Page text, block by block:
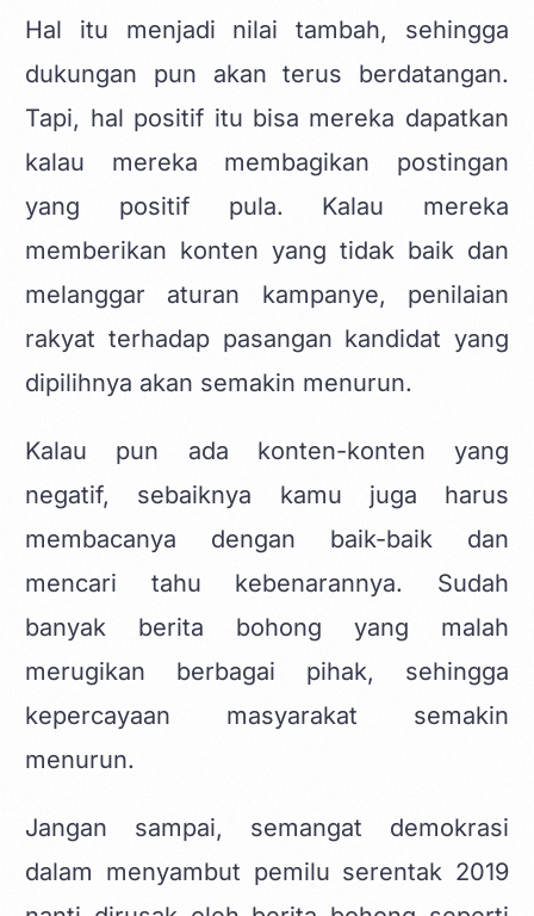
Hal itu menjadi nilai tambah, sehingga
dukungan pun akan terus berdatangan.
Tapi, hal positif itu bisa mereka dapatkan
kalau mereka membagikan postingan
yang positif pula. Kalau mereka
memberikan konten yang tidak baik dan
melanggar aturan kampanye, penilaian
rakyat terhadap pasangan kandidat yang
dipilihnya akan semakin menurun.
Kalau pun ada konten-konten yang
negatif, sebaiknya kamu juga harus
membacanya dengan baik-baik dan
mencari tahu kebenarannya. Sudah
banyak berita bohong yang malah
merugikan berbagai pihak, sehingga
kepercayaan masyarakat semakin
menurun.
Jangan sampai, semangat demokrasi
dalam menyambut pemilu serentak 2019